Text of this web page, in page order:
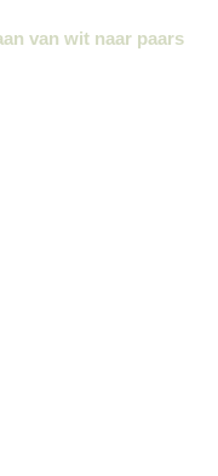
van wit naar paars